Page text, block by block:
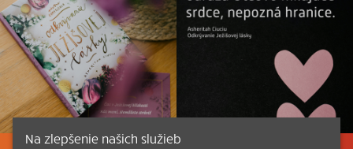
Na zlepšenie našich služieb